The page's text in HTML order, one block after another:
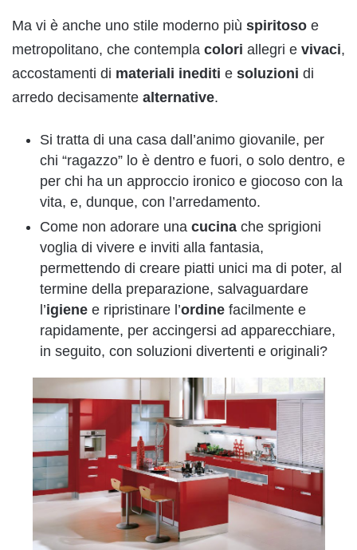
Ma vi è anche uno stile moderno più spiritoso e
metropolitano, che contempla colori allegri e vivaci,
accostamenti di materiali inediti e soluzioni di
arredo decisamente alternative.
Si tratta di una casa dall’animo giovanile, per
chi “ragazzo” lo è dentro e fuori, o solo dentro, e
per chi ha un approccio ironico e giocoso con la
vita, e, dunque, con l’arredamento.
Come non adorare una cucina che sprigioni
voglia di vivere e inviti alla fantasia,
permettendo di creare piatti unici ma di poter, al
termine della preparazione, salvaguardare
l’igiene e ripristinare l’ordine facilmente e
rapidamente, per accingersi ad apparecchiare,
in seguito, con soluzioni divertenti e originali?